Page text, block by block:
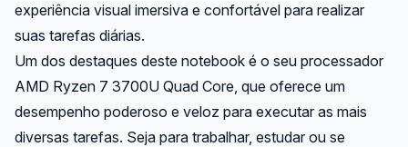
experiência visual imersiva e confortável para realizar
suas tarefas diárias.
Um dos destaques deste notebook é o seu processador
AMD Ryzen 7 3700U Quad Core, que oferece um
desempenho poderoso e veloz para executar as mais
diversas tarefas. Seja para trabalhar, estudar ou se